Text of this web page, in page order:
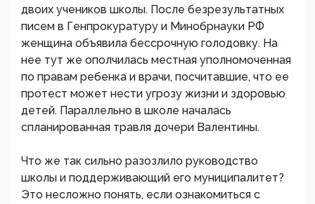
двоих учеников школы. После безрезультатных
писем в Генпрокуратуру и Минобрнауки РФ
женщина объявила бессрочную голодовку. На
нее тут же ополчилась местная уполномоченная
по правам ребенка и врачи, посчитавшие, что ее
протест может нести угрозу жизни и здоровью
детей. Параллельно в школе началась
спланированная травля дочери Валентины.
Что же так сильно разозлило руководство
школы и поддерживающий его муниципалитет?
Это несложно понять, если ознакомиться с